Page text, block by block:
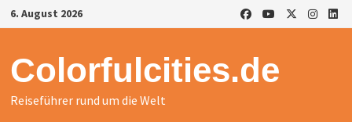
Zurück
zum
6. August 2026
Colorfulcities.de
Reiseführer rund um die Welt